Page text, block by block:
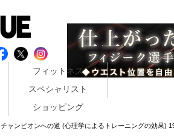
フィットネス
スペシャリスト
ショッピング
チャンピオンへの道 (心理学によるトレーニングの効果)